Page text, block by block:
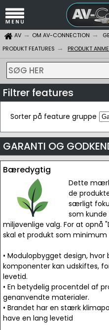
AV OM AV-CONNECTION
PRODUKT FEATURES
PRODUKT
SØG HER
Filtrer features
Sorter på feature gruppe
GARANTI OG
Bæredygtig
Dette
de
særligt
som
miljøvenlige valg. For at opnå
skal et produkt som
• Modulopbygget design,
komponenter kan udskiftes,
levetid.
• En betydelig procentdel af
genanvendte materialer.
• Brandet har en stærk
have en lang levetid